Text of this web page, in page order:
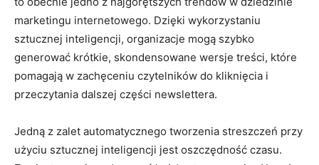
⁤marketingu internetowego. Dzięki wykorzystaniu
⁤sztucznej inteligencji, organizacje⁢ mogą szybko
generować krótkie, ⁣skondensowane wersje treści,⁢ które‌
pomagają w zachęceniu⁢ czytelników do‌ kliknięcia i
przeczytania dalszej części ⁣newslettera.
Jedną z zalet automatycznego tworzenia streszczeń przy
użyciu sztucznej ⁢inteligencji‌ jest oszczędność czasu.